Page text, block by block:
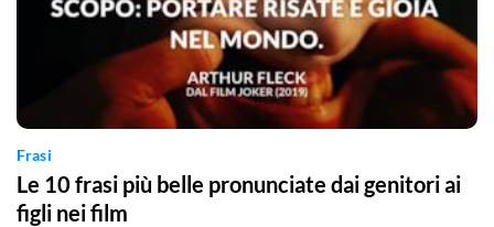
Frasi
Le 10 frasi più belle pronunciate dai genitori ai
figli nei film